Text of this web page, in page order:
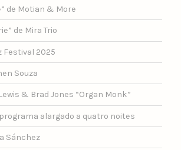
de Motian & More
de Mira Trio
Festival 2025
Souza
& Brad Jones “Organ Monk”
alargado a quatro noites
Sánchez